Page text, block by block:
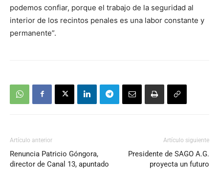
podemos confiar, porque el trabajo de la seguridad al
interior de los recintos penales es una labor constante y
permanente”.
Artículo anterior
Renuncia Patricio Góngora,
director de Canal 13, apuntado
Artículo siguiente
Presidente de SAGO A.G.
proyecta un futuro